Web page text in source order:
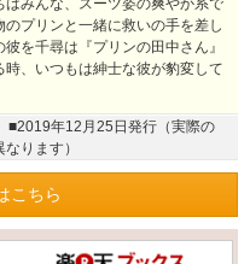
みんな、スーツ姿の爽やか系で
プリンと一緒に救いの手を差し
を千尋は『プリンの田中さん』
、いつもは紳士な彼が豹変して
■2019年12月25日発行（実際の
ります）
こちら